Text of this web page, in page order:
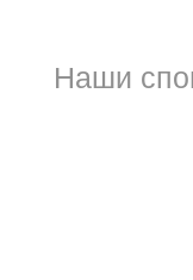
Наши